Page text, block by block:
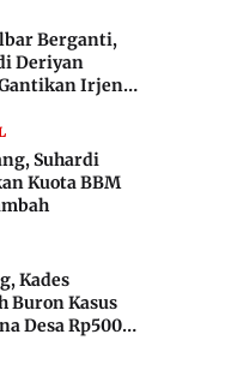
Berganti,
Deriyan
Irjen
Suhardi
Kuota BBM
Kades
Buron Kasus
Desa Rp500